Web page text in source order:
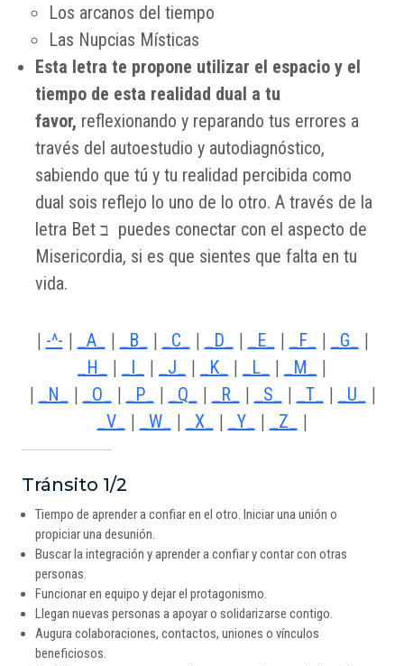
Los arcanos del tiempo
Las Nupcias Místicas
Esta letra te propone utilizar el espacio y el
tiempo de esta realidad dual a tu
favor, reflexionando y reparando tus errores a
través del autoestudio y autodiagnóstico,
sabiendo que tú y tu realidad percibida como
dual sois reflejo lo uno de lo otro. A través de la
puedes conectar con el aspecto de
Misericordia, si es que sientes que falta en tu
vida.
| -^- | _A_ | _B_ | _C_ | _D_ | _E_ | _F_ | _G_
|
_H_
| _I_ | _J_ | _K_ | _L_ | _M_
|
|
_N_ | _O_ | _P_ | _Q_ | _R_ | _S_ | _T_ | _U_
|
_V_
| _W_ | _X_ | _Y_ | _Z_ |
Tránsito 1/2
Tiempo de aprender a confiar en el otro. Iniciar una unión o
propiciar una desunión.
Buscar la integración y aprender a confiar y contar con otras
personas.
Funcionar en equipo y dejar el protagonismo.
Llegan nuevas personas a apoyar o solidarizarse contigo.
Augura colaboraciones, contactos, uniones o vínculos
beneficiosos.